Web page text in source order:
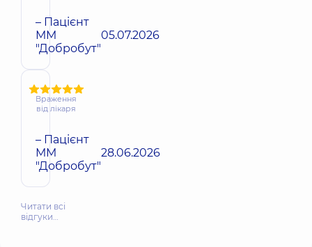
– Пацієнт
ММ
"Добробут"
05.07.2026
Враження
від лікаря
– Пацієнт
ММ
"Добробут"
28.06.2026
Читати всі
відгуки…